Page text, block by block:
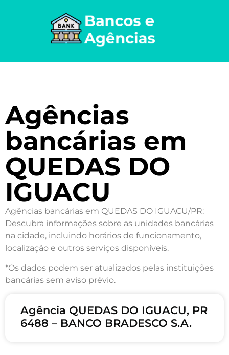
Agências
bancárias em
QUEDAS DO
IGUACU
Agências bancárias em QUEDAS DO IGUACU/PR:
Descubra informações sobre as unidades bancárias
na cidade, incluindo horários de funcionamento,
localização e outros serviços disponíveis.
*Os dados podem ser atualizados pelas instituições
bancárias sem aviso prévio.
Agência QUEDAS DO IGUACU, PR
6488 – BANCO BRADESCO S.A.